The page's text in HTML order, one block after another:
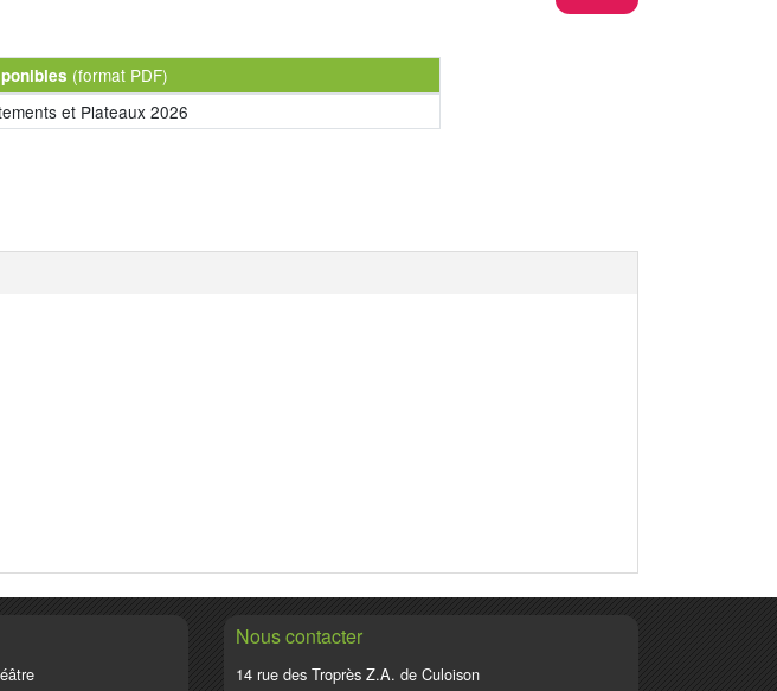
(format PDF)
et Plateaux 2026
Nous contacter
14 rue des Troprès Z.A. de Culoison